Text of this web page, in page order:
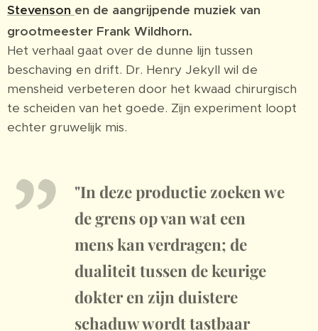
Stevenson en de aangrijpende muziek van
grootmeester Frank Wildhorn.
Het verhaal gaat over de dunne lijn tussen
beschaving en drift. Dr. Henry Jekyll wil de
mensheid verbeteren door het kwaad chirurgisch
te scheiden van het goede. Zijn experiment loopt
echter gruwelijk mis.
"In deze productie zoeken we
de grens op van wat een
mens kan verdragen; de
dualiteit tussen de keurige
dokter en zijn duistere
schaduw wordt tastbaar